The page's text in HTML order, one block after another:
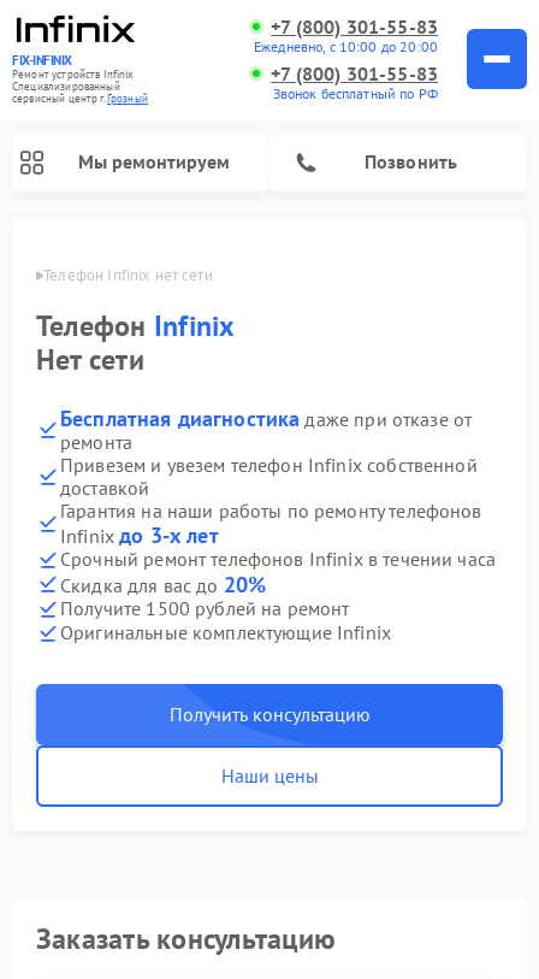
FIX-INFINIX
Ремонт устройств Infinix
Специализированный
cервисный центр г.Грозный
+7 (800) 301-55-83
Ежедневно, с 10:00 до 20:00
+7 (800) 301-55-83
Звонок бесплатный по РФ
Мы ремонтируем Позвонить
Телефон Infinix нет сети
Телефон Infinix
Нет сети
Бесплатная диагностика даже при отказе от
ремонта
Привезем и увезем телефон Infinix собственной
доставкой
Гарантия на наши работы по ремонту телефонов
Infinixдо 3-х лет
Срочный ремонт телефонов Infinix в течении часа
Скидка для вас до 20%
Получите 1500 рублей на ремонт
Оригинальные комплектующие Infinix
Получить консультацию
Наши цены
Заказать консультацию